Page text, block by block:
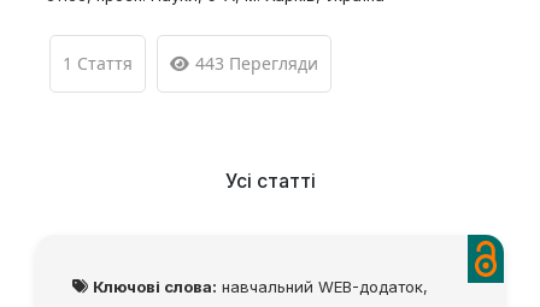
1 Стаття 443 Перегляди
Усі статті
Ключові слова: навчальний WEB-додаток,